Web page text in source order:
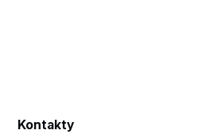
Kontakty